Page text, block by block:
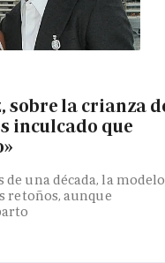
sobre la crianza
inculcado que
una década, la
retoños, aunque